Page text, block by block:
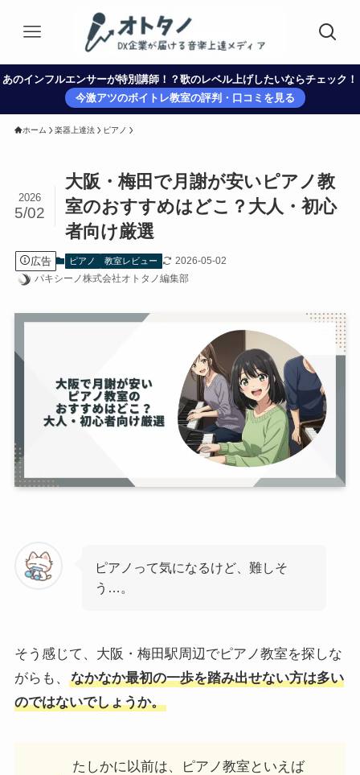
あのインフルエンサーが特別講師！？歌のレベル上げしたいならチェック！
今激アツのボイトレ教室の評判・口コミを見る
ホーム 楽器上達法 ピアノ
大阪・梅田で月謝が安いピアノ教
室のおすすめはどこ？大人・初心
者向け厳選
2026
5/02
広告 ピアノ 教室レビュー
2026-05-02
パキシーノ株式会社オトタノ編集部
ピアノって気になるけど、難しそ
う…。
そう感じて、大阪・梅田駅周辺でピアノ教室を探しな
がらも、
なかなか最初の一歩を踏み出せない方は多い
のではないでしょうか。
たしかに以前は、ピアノ教室といえば